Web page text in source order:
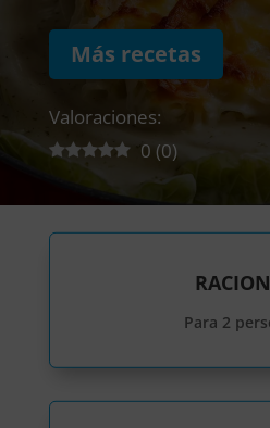
Más recetas
Valoraciones:
0 (0)
Para 2